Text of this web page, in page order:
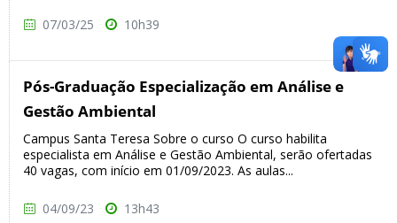
07/03/25 10h39
Pós-Graduação Especialização em Análise e
Gestão Ambiental
Campus Santa Teresa Sobre o curso O curso habilita
especialista em Análise e Gestão Ambiental, serão ofertadas
40 vagas, com início em 01/09/2023. As aulas...
04/09/23 13h43